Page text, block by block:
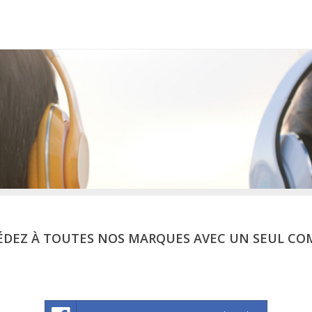
À TOUTES NOS MARQUES AVEC UN SEUL